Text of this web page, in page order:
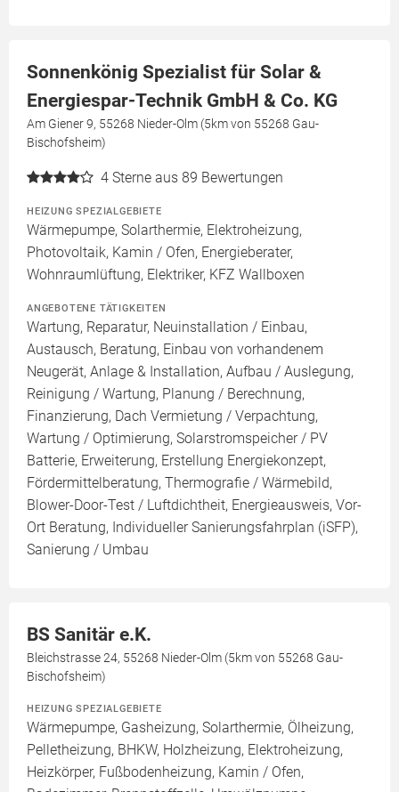
Sonnenkönig Spezialist für Solar &
Energiespar-Technik GmbH & Co. KG
Am Giener 9, 55268 Nieder-Olm (5km von 55268 Gau-
Bischofsheim)
4 Sterne aus 89 Bewertungen
HEIZUNG SPEZIALGEBIETE
Wärmepumpe, Solarthermie, Elektroheizung,
Photovoltaik, Kamin / Ofen, Energieberater,
Wohnraumlüftung, Elektriker, KFZ Wallboxen
ANGEBOTENE TÄTIGKEITEN
Wartung, Reparatur, Neuinstallation / Einbau,
Austausch, Beratung, Einbau von vorhandenem
Neugerät, Anlage & Installation, Aufbau / Auslegung,
Reinigung / Wartung, Planung / Berechnung,
Finanzierung, Dach Vermietung / Verpachtung,
Wartung / Optimierung, Solarstromspeicher / PV
Batterie, Erweiterung, Erstellung Energiekonzept,
Fördermittelberatung, Thermografie / Wärmebild,
Blower-Door-Test / Luftdichtheit, Energieausweis, Vor-
Ort Beratung, Individueller Sanierungsfahrplan (iSFP),
Sanierung / Umbau
BS Sanitär e.K.
Bleichstrasse 24, 55268 Nieder-Olm (5km von 55268 Gau-
Bischofsheim)
HEIZUNG SPEZIALGEBIETE
Wärmepumpe, Gasheizung, Solarthermie, Ölheizung,
Pelletheizung, BHKW, Holzheizung, Elektroheizung,
Heizkörper, Fußbodenheizung, Kamin / Ofen,